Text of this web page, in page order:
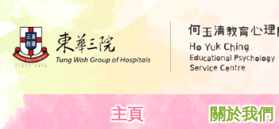
主頁 關於我們